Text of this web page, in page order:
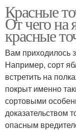
Красные
От чего на
красные
Вам приходилось
Например, сорт
встретить на
покрыт именно
сортовыми
доказательством
опасным